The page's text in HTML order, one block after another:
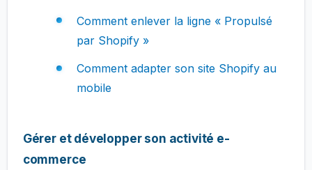
Comment enlever la ligne « Propulsé
par Shopify »
Comment adapter son site Shopify au
mobile
Gérer et développer son activité e-
commerce